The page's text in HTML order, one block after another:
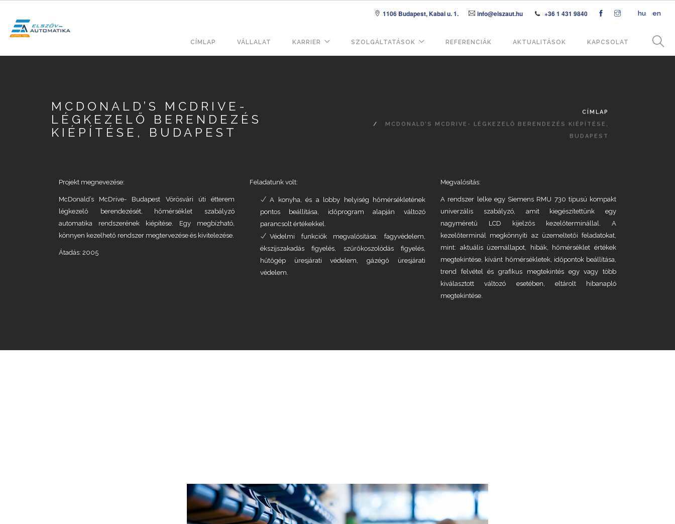
tartalomra
hu en
1106 Budapest, Kabai u. 1. info@elszaut.hu +36 1 431 9840
Fő
navigáció
CÍMLAP VÁLLALAT KARRIER SZOLGÁLTATÁSOK REFERENCIÁK AKTUALITÁSOK KAPCSOLAT
MCDONALD’S MCDRIVE-
LÉGKEZELŐ BERENDEZÉS
KIÉPÍTÉSE, BUDAPEST
CÍMLAP
MCDONALD’S MCDRIVE- LÉGKEZELŐ BERENDEZÉS KIÉPÍTÉSE,
BUDAPEST
Projekt megnevezése:
McDonald’s McDrive- Budapest Vörösvári úti étterem
légkezelő berendezését, hőmérséklet szabályzó
automatika rendszerének kiépítése. Egy megbízható,
könnyen kezelhető rendszer megtervezése és kivitelezése.
Átadás: 2005
Feladatunk volt:
A konyha, és a lobby helyiség hőmérsékletének
pontos beállítása, időprogram alapján változó
parancsolt értékekkel.
Védelmi funkciók megvalósítása: fagyvédelem,
ékszíjszakadás figyelés, szűrőkoszolódás figyelés,
hűtőgép üresjárati védelem, gázégő üresjárati
védelem.
Megvalósítás:
A rendszer lelke egy Siemens RMU 730 típusú kompakt
univerzális szabályzó, amit kiegészítettünk egy
nagyméretű LCD kijelzős kezelőterminállal. A
kezelőterminál megkönnyíti az üzemeltetői feladatokat,
mint: aktuális üzemállapot, hibák, hőmérséklet értékek
megtekintése, kívánt hőmérsékletek, időpontok beállítása,
trend felvétel és grafikus megtekintés egy vagy több
kiválasztott változó esetében, eltárolt hibanapló
megtekintése.